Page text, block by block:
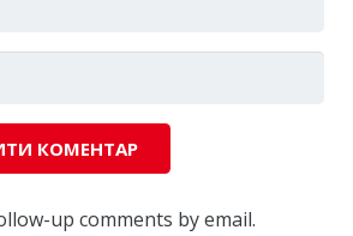
up comments by email.